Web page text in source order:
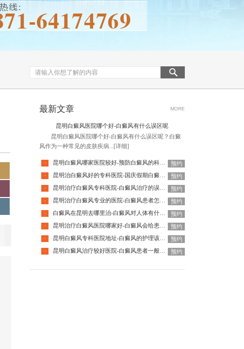
最新文章 MORE
昆明白癜风医院哪个好-白癜风有什么误区呢
昆明白癜风医院哪个好-白癜风有什么误区呢？白癜
风作为一种常见的皮肤疾病... [详细]
· 昆明白癜风哪家医院较好-预防白癜风的科学方法是哪些
预约
·
昆明治白癜风好的专科医院-国庆假期白癜风饮食要注意什么
预约
·
昆明治疗白癜风专科医院-白癜风治疗的误区有哪些
预约
·
昆明治疗白癜风专业的医院-白癜风患者怎么做可以释放压力呢
预约
·
白癜风在昆明去哪里治-白癜风对人体有什么伤害呢
预约
·
昆明治疗白癜风医院哪家好-白癜风会给患者带来什么危害呢
预约
·
昆明白癜风专科医院地址-白癜风的护理该怎么做好呢
预约
·
昆明白癜风治疗较好医院-白癜风患者一般会有哪些心理问题呢 预约